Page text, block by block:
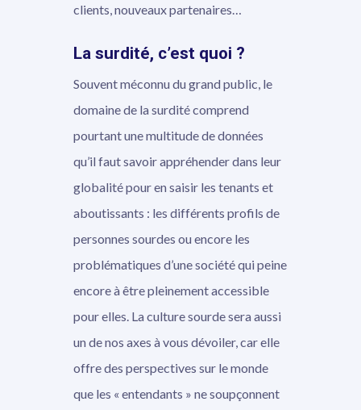
clients, nouveaux partenaires…
La surdité, c’est quoi ?
Souvent méconnu du grand public, le
domaine de la surdité comprend
pourtant une multitude de données
qu’il faut savoir appréhender dans leur
globalité pour en saisir les tenants et
aboutissants : les différents profils de
personnes sourdes ou encore les
problématiques d’une société qui peine
encore à être pleinement accessible
pour elles. La culture sourde sera aussi
un de nos axes à vous dévoiler, car elle
offre des perspectives sur le monde
que les « entendants » ne soupçonnent